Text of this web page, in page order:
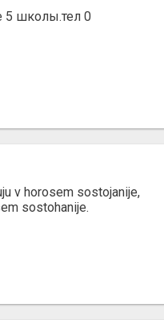
5 школы.тел 0
v horosem sostojanije,
sostohanije.